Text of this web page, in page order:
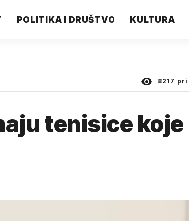
POLITIKA I DRUŠTVO KULTURA
8217
tenisice koje